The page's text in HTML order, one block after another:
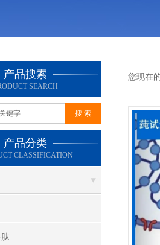
产品搜索
SEARCH
产品分类
CLASSIFICATION
您现在